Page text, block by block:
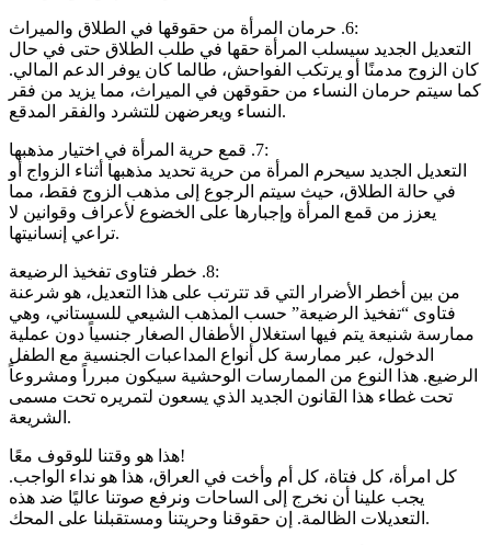
‏6. حرمان المرأة من حقوقها في الطلاق والميراث:
‏التعديل الجديد سيسلب المرأة حقها في طلب الطلاق حتى في حال
كان الزوج مدمنًا أو يرتكب الفواحش، طالما كان يوفر الدعم المالي.
كما سيتم حرمان النساء من حقوقهن في الميراث، مما يزيد من فقر
النساء ويعرضهن للتشرد والفقر المدقع.
‏7. قمع حرية المرأة في اختيار مذهبها:
‏التعديل الجديد سيحرم المرأة من حرية تحديد مذهبها أثناء الزواج أو
في حالة الطلاق، حيث سيتم الرجوع إلى مذهب الزوج فقط، مما
يعزز من قمع المرأة وإجبارها على الخضوع لأعراف وقوانين لا
تراعي إنسانيتها.
‏8. خطر فتاوى تفخيذ الرضيعة:
‏من بين أخطر الأضرار التي قد تترتب على هذا التعديل، هو شرعنة
فتاوى “تفخيذ الرضيعة” حسب المذهب الشيعي للسستاني، وهي
ممارسة شنيعة يتم فيها استغلال الأطفال الصغار جنسياً دون عملية
الدخول، عبر ممارسة كل أنواع المداعبات الجنسية مع الطفل
الرضيع. هذا النوع من الممارسات الوحشية سيكون مبرراً ومشروعاً
تحت غطاء هذا القانون الجديد الذي يسعون لتمريره تحت مسمى
الشريعة.
‏هذا هو وقتنا للوقوف معًا!
‏كل امرأة، كل فتاة، كل أم وأخت في العراق، هذا هو نداء الواجب.
يجب علينا أن نخرج إلى الساحات ونرفع صوتنا عاليًا ضد هذه
التعديلات الظالمة. إن حقوقنا وحريتنا ومستقبلنا على المحك.